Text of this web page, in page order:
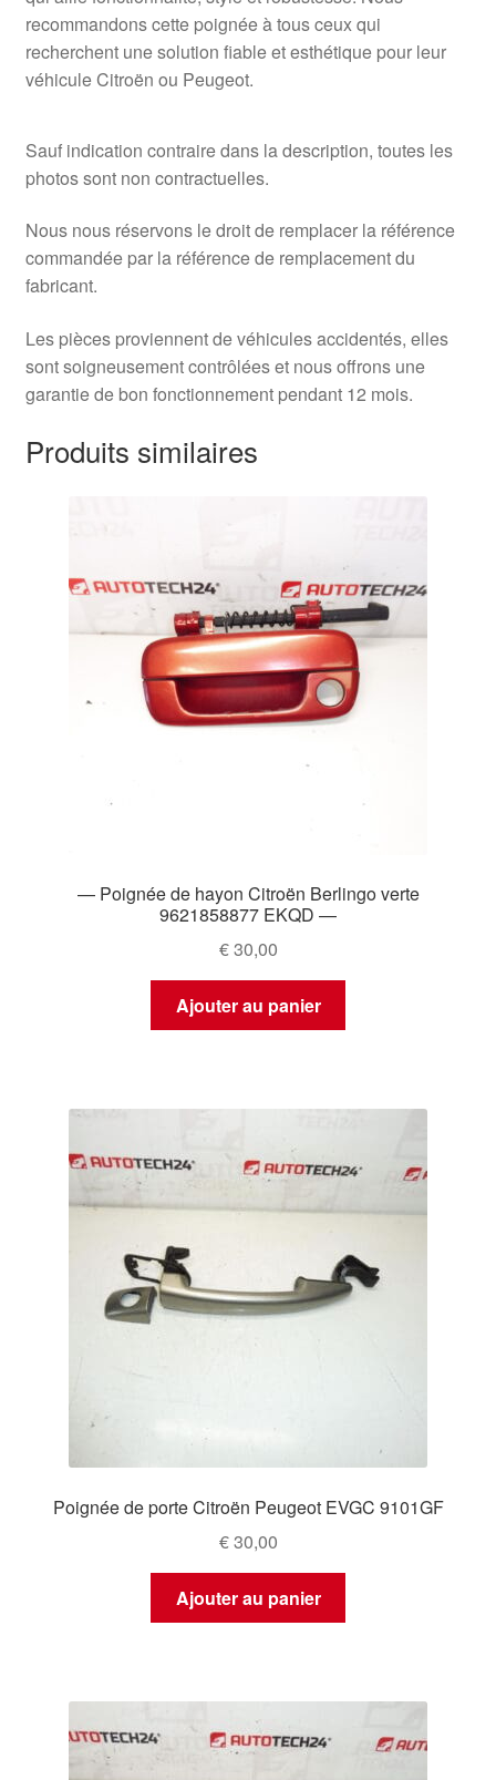
recommandons cette poignée à tous ceux qui
recherchent une solution fiable et esthétique pour leur
véhicule Citroën ou Peugeot.
Sauf indication contraire dans la description, toutes les
photos sont non contractuelles.
Nous nous réservons le droit de remplacer la référence
commandée par la référence de remplacement du
fabricant.
Les pièces proviennent de véhicules accidentés, elles
sont soigneusement contrôlées et nous offrons une
garantie de bon fonctionnement pendant 12 mois.
Produits similaires
— Poignée de hayon Citroën Berlingo verte
9621858877 EKQD —
€30,00
Ajouter au panier
Poignée de porte Citroën Peugeot EVGC 9101GF
€30,00
Ajouter au panier